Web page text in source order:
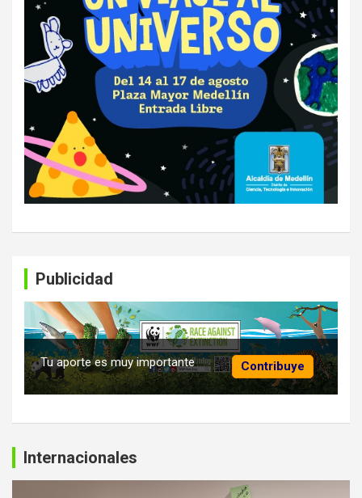
Publicidad
Contribuye
Tu aporte es muy importante
Internacionales